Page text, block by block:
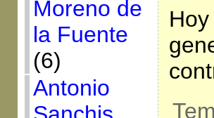
Moreno de
la Fuente
(6)
Antonio